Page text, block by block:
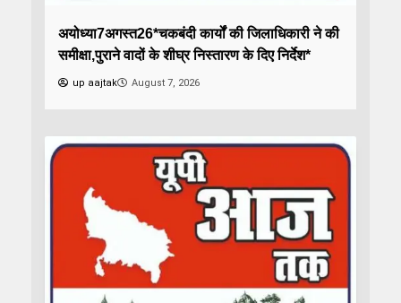
अयोध्या7अगस्त26*चकबंदी कार्यों की जिलाधिकारी ने की
समीक्षा,पुराने वादों के शीघ्र निस्तारण के दिए निर्देश*
up aajtak August 7, 2026